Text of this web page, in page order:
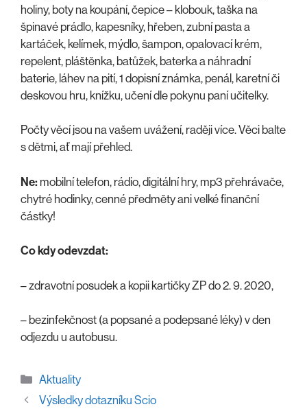
holiny, boty na koupání, čepice – klobouk, taška na
špinavé prádlo, kapesníky, hřeben, zubní pasta a
kartáček, kelímek, mýdlo, šampon, opalovací krém,
repelent, pláštěnka, batůžek, baterka a náhradní
baterie, láhev na pití, 1 dopisní známka, penál, karetní či
deskovou hru, knížku, učení dle pokynu paní učitelky.
Počty věcí jsou na vašem uvážení, raději více. Věci balte
s dětmi, ať mají přehled.
Ne: mobilní telefon, rádio, digitální hry, mp3 přehrávače,
chytré hodinky, cenné předměty ani velké finanční
částky!
Co kdy odevzdat:
– zdravotní posudek a kopii kartičky ZP do 2. 9. 2020,
– bezinfekčnost (a popsané a podepsané léky) v den
odjezdu u autobusu.
Rubriky
Aktuality
Výsledky dotazníku Scio